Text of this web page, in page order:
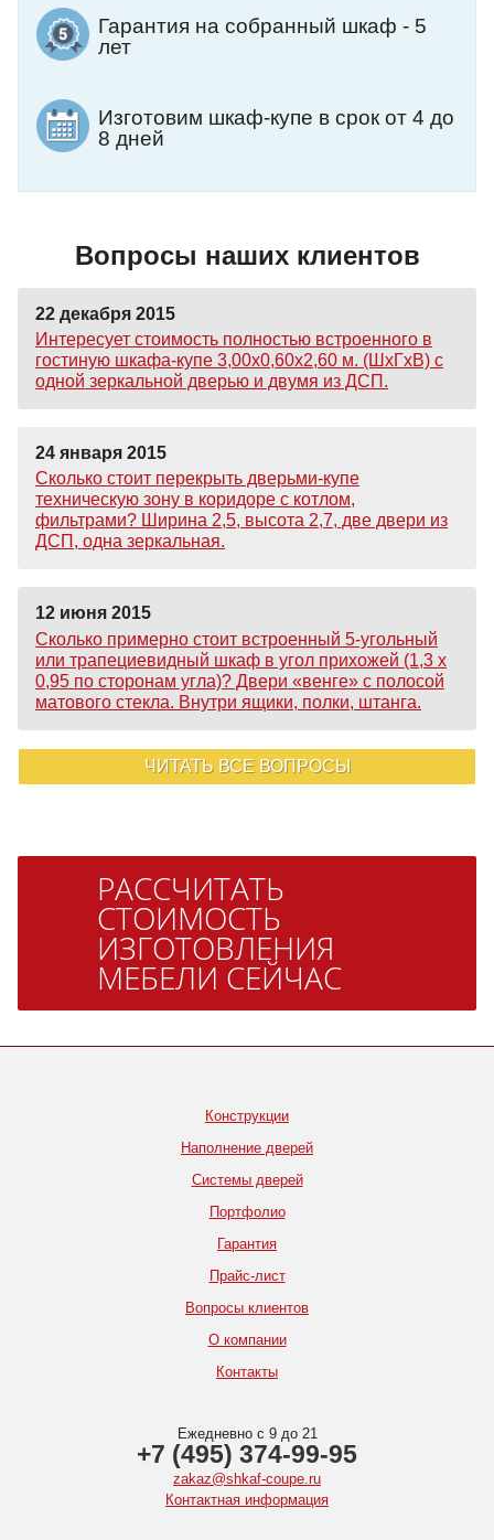
Гарантия на собранный шкаф - 5
лет
Изготовим шкаф-купе в срок от 4 до
8 дней
Вопросы наших клиентов
22 декабря 2015
Интересует стоимость полностью встроенного в
гостиную шкафа-купе 3,00х0,60х2,60 м. (ШхГхВ) с
одной зеркальной дверью и двумя из ДСП.
24 января 2015
Сколько стоит перекрыть дверьми-купе
техническую зону в коридоре с котлом,
фильтрами? Ширина 2,5, высота 2,7, две двери из
ДСП, одна зеркальная.
12 июня 2015
Сколько примерно стоит встроенный 5-угольный
или трапециевидный шкаф в угол прихожей (1,3 х
0,95 по сторонам угла)? Двери «венге» с полосой
матового стекла. Внутри ящики, полки, штанга.
ЧИТАТЬ ВСЕ ВОПРОСЫ
РАССЧИТАТЬ
СТОИМОСТЬ
ИЗГОТОВЛЕНИЯ
МЕБЕЛИ СЕЙЧАС
Конструкции
Наполнение дверей
Системы дверей
Портфолио
Гарантия
Прайс-лист
Вопросы клиентов
О компании
Контакты
Ежедневно с 9 до 21
+7 (495) 374-99-95
zakaz@shkaf-coupe.ru
Контактная информация